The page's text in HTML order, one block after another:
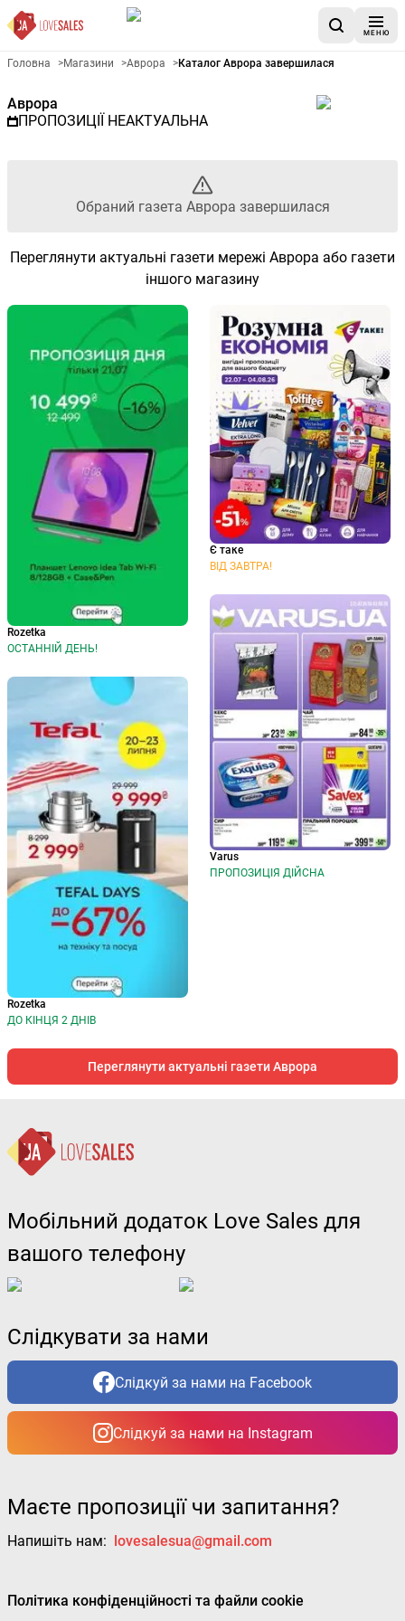
МЕНЮ
Рекламна газета Аврора -
Головна >Магазини >Аврора >Каталог Аврора завершилася
Аврора
ПРОПОЗИЦІЇ НЕАКТУАЛЬНА
Обраний газета Аврора завершилася
Переглянути актуальні газети мережі Аврора або газети
іншого магазину
Rozetka
ОСТАННІЙ ДЕНЬ!
Rozetka
ДО КІНЦЯ 2 ДНІВ
Є таке
ВІД ЗАВТРА!
Varus
ПРОПОЗИЦІЯ ДІЙСНА
Переглянути актуальні газети Аврора
Мобільний додаток Love Sales для
вашого телефону
Слідкувати за нами
Слідкуй за нами на Facebook
Слідкуй за нами на Instagram
Маєте пропозиції чи запитання?
Напишіть нам: lovesalesua@gmail.com
Політика конфіденційності та файли cookie